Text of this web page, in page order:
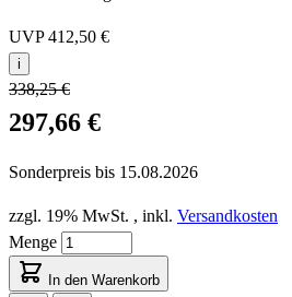
UVP412,50 €
i
338,25 €
297,66 €
Sonderpreis bis 15.08.2026
zzgl. 19% MwSt. , inkl. Versandkosten
Menge
In den Warenkorb